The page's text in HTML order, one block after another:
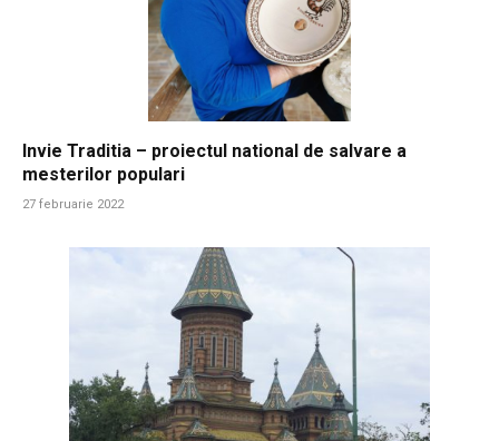
Invie Traditia – proiectul national de salvare a
mesterilor populari
27 februarie 2022